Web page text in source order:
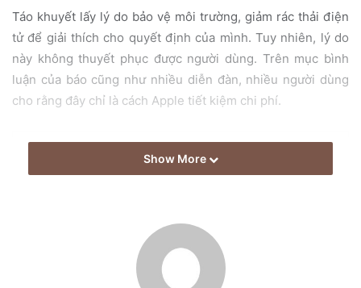
Táo khuyết lấy lý do bảo vệ môi trường, giảm rác thải điện
tử để giải thích cho quyết định của mình. Tuy nhiên, lý do
này không thuyết phục được người dùng. Trên mục bình
luận của báo cũng như nhiều diễn đàn, nhiều người dùng
cho rằng đây chỉ là cách Apple tiết kiệm chi phí.
“Điện thoại bỏ tai nghe không phải vấn đề vì tôi đã dùng tai
Show More